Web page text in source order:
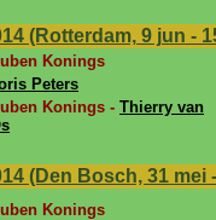
(Rotterdam, 9 jun -
Konings
Peters
Konings - Thierry van
(Den Bosch, 31 mei
Konings